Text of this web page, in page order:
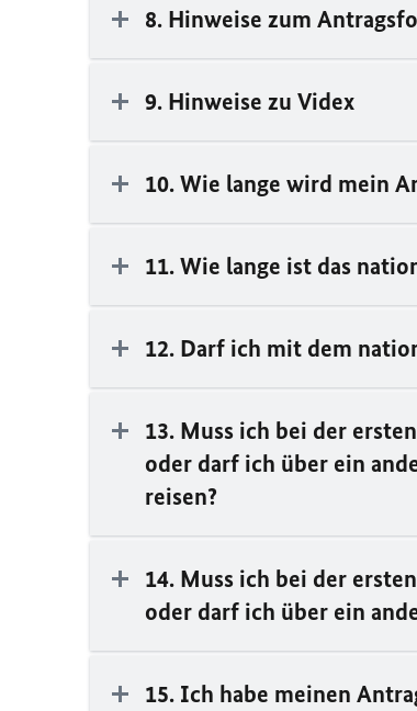
8. Hinweise zum
9. Hinweise zu Videx
10. Wie lange wird mein
11. Wie lange ist das
12. Darf ich mit dem
13. Muss ich bei der
oder darf ich über ein
reisen?
14. Muss ich bei der
oder darf ich über ein
15. Ich habe meinen